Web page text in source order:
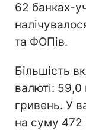
62 банках-
та ФОПів.
Більшість
валюті:
гривень. У
на суму 472